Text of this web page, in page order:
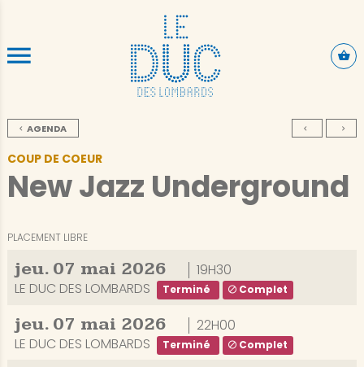
ALLER AU CONTENU PRINCIPAL
AGENDA
COUP DE COEUR
New Jazz Underground
PLACEMENT LIBRE
jeu. 07 mai 2026
19H30
LE DUC DES LOMBARDS
Terminé Complet
jeu. 07 mai 2026
22H00
LE DUC DES LOMBARDS
Terminé Complet